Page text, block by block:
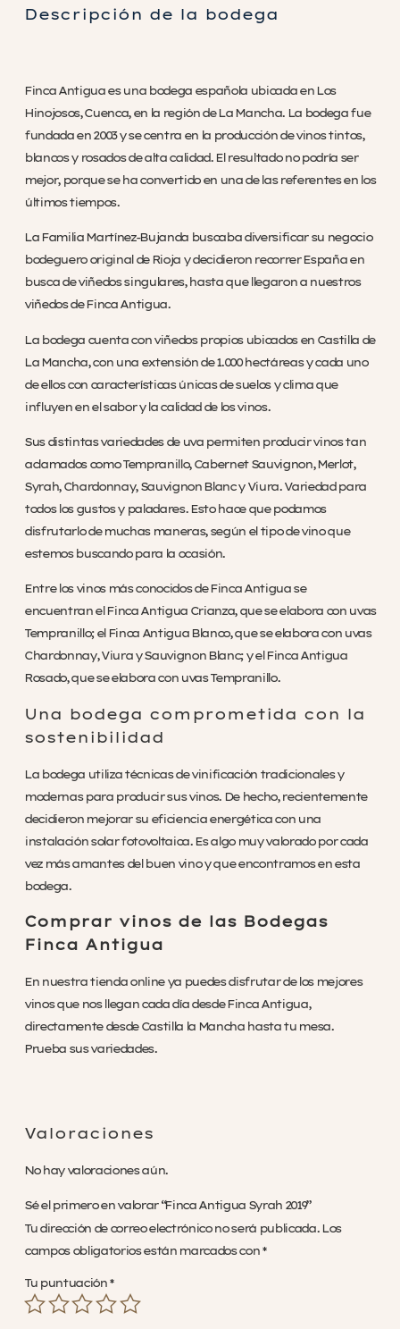
Descripción de la bodega
Finca Antigua es una bodega española ubicada en Los
Hinojosos, Cuenca, en la región de La Mancha. La bodega fue
fundada en 2003 y se centra en la producción de vinos tintos,
blancos y rosados de alta calidad. El resultado no podría ser
mejor, porque se ha convertido en una de las referentes en los
últimos tiempos.
La Familia Martínez-Bujanda buscaba diversificar su negocio
bodeguero original de Rioja y decidieron recorrer España en
busca de viñedos singulares, hasta que llegaron a nuestros
viñedos de Finca Antigua.
La bodega cuenta con viñedos propios ubicados en Castilla de
La Mancha, con una extensión de 1.000 hectáreas y cada uno
de ellos con características únicas de suelos y clima que
influyen en el sabor y la calidad de los vinos.
Sus distintas variedades de uva permiten producir vinos tan
aclamados como Tempranillo, Cabernet Sauvignon, Merlot,
Syrah, Chardonnay, Sauvignon Blanc y Viura. Variedad para
todos los gustos y paladares. Esto hace que podamos
disfrutarlo de muchas maneras, según el tipo de vino que
estemos buscando para la ocasión.
Entre los vinos más conocidos de Finca Antigua se
encuentran el Finca Antigua Crianza, que se elabora con uvas
Tempranillo; el Finca Antigua Blanco, que se elabora con uvas
Chardonnay, Viura y Sauvignon Blanc; y el Finca Antigua
Rosado, que se elabora con uvas Tempranillo.
Una bodega comprometida con la
sostenibilidad
La bodega utiliza técnicas de vinificación tradicionales y
modernas para producir sus vinos. De hecho, recientemente
decidieron mejorar su eficiencia energética con una
instalación solar fotovoltaica. Es algo muy valorado por cada
vez más amantes del buen vino y que encontramos en esta
bodega.
Comprar vinos de las Bodegas
Finca Antigua
En nuestra tienda online ya puedes disfrutar de los mejores
vinos que nos llegan cada día desde Finca Antigua,
directamente desde Castilla la Mancha hasta tu mesa.
Prueba sus variedades.
Valoraciones
No hay valoraciones aún.
Sé el primero en valorar “Finca Antigua Syrah 2019”
Tu dirección de correo electrónico no será publicada. Los
campos obligatorios están marcados con *
Tu puntuación *